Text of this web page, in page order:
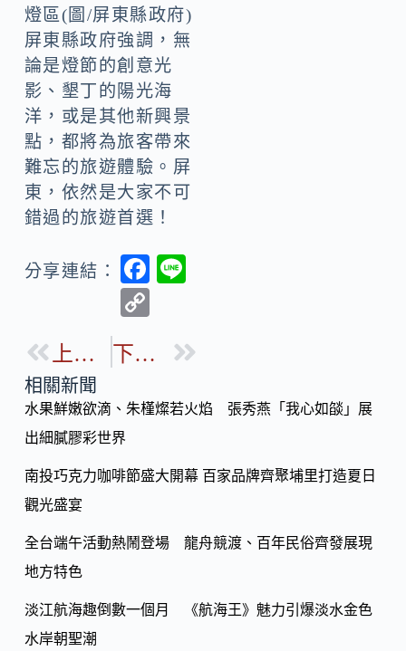
燈區(圖/屏東縣政府)
屏東縣政府強調，無
論是燈節的創意光
影、墾丁的陽光海
洋，或是其他新興景
點，都將為旅客帶來
難忘的旅遊體驗。屏
東，依然是大家不可
錯過的旅遊首選！
分享連結：
F
b
o
p
Li
k
上一篇 下一篇
相關新聞
水果鮮嫩欲滴、朱槿燦若火焰 張秀燕「我心如燄」展
出細膩膠彩世界
南投巧克力咖啡節盛大開幕 百家品牌齊聚埔里打造夏日
觀光盛宴
全台端午活動熱鬧登場 龍舟競渡、百年民俗齊發展現
地方特色
淡江航海趣倒數一個月 《航海王》魅力引爆淡水金色
水岸朝聖潮